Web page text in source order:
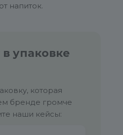
напиток.
упаковке
которая
бренде громче
наши кейсы: